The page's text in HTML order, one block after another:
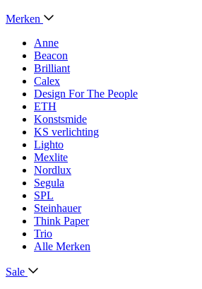
Merken
Anne
Beacon
Brilliant
Calex
Design For The People
ETH
Konstsmide
KS verlichting
Lighto
Mexlite
Nordlux
Segula
SPL
Steinhauer
Think Paper
Trio
Alle Merken
Sale